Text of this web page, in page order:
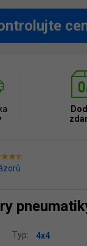
Typ:
4x4